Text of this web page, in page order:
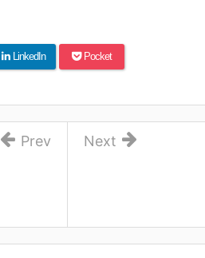
LinkedIn Pocket
Next
Prev